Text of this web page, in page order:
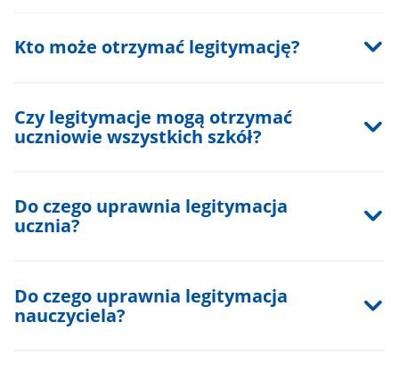
Kto może otrzymać legitymację?
Czy legitymacje mogą otrzymać
uczniowie wszystkich szkół?
Do czego uprawnia legitymacja
ucznia?
Do czego uprawnia legitymacja
nauczyciela?